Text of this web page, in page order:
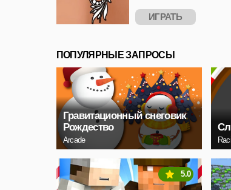
ИГРАТЬ
ПОПУЛЯРНЫЕ ЗАПРОСЫ
Гравитационный снеговик
Рождество
Arcade
5.0